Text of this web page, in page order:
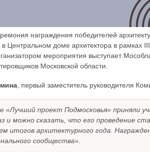
награждения победителей
в Центральном доме архитектора в рамках
мероприятия выступает
Московской области.
, первый заместитель руководителя
«Лучший проект Подмосковья» приняли
и можно сказать, что его проведение
итогов архитектурного года.
сообщества».